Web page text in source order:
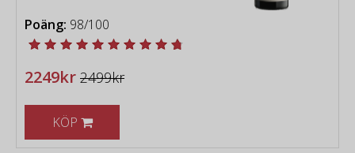
Poäng: 98/100
2249kr 2499kr
KÖP